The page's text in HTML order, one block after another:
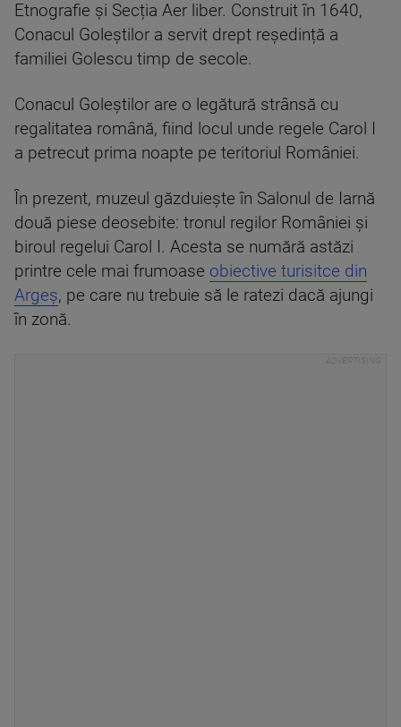
Etnografie și Secția Aer liber. Construit în 1640,
Conacul Goleștilor a servit drept reședință a
familiei Golescu timp de secole.
Conacul Goleștilor are o legătură strânsă cu
regalitatea română, fiind locul unde regele Carol I
a petrecut prima noapte pe teritoriul României.
În prezent, muzeul găzduiește în Salonul de Iarnă
două piese deosebite: tronul regilor României și
biroul regelui Carol I. Acesta se numără astăzi
printre cele mai frumoase obiective turisitce din
Argeș, pe care nu trebuie să le ratezi dacă ajungi
în zonă.